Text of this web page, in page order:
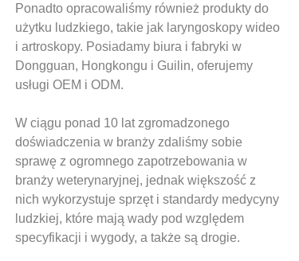
Ponadto opracowaliśmy również produkty do
użytku ludzkiego, takie jak laryngoskopy wideo
i artroskopy. Posiadamy biura i fabryki w
Dongguan, Hongkongu i Guilin, oferujemy
usługi OEM i ODM.
W ciągu ponad 10 lat zgromadzonego
doświadczenia w branży zdaliśmy sobie
sprawę z ogromnego zapotrzebowania w
branży weterynaryjnej, jednak większość z
nich wykorzystuje sprzęt i standardy medycyny
ludzkiej, które mają wady pod względem
specyfikacji i wygody, a także są drogie.